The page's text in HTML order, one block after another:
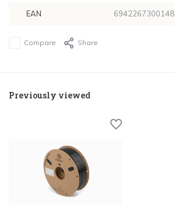
EAN 6942267300148
Compare Share
Previously viewed